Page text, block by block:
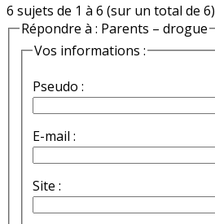
6 sujets de 1 à 6 (sur un total de 6)
Répondre à : Parents – drogue
Vos informations :
Pseudo :
E-mail :
Site :